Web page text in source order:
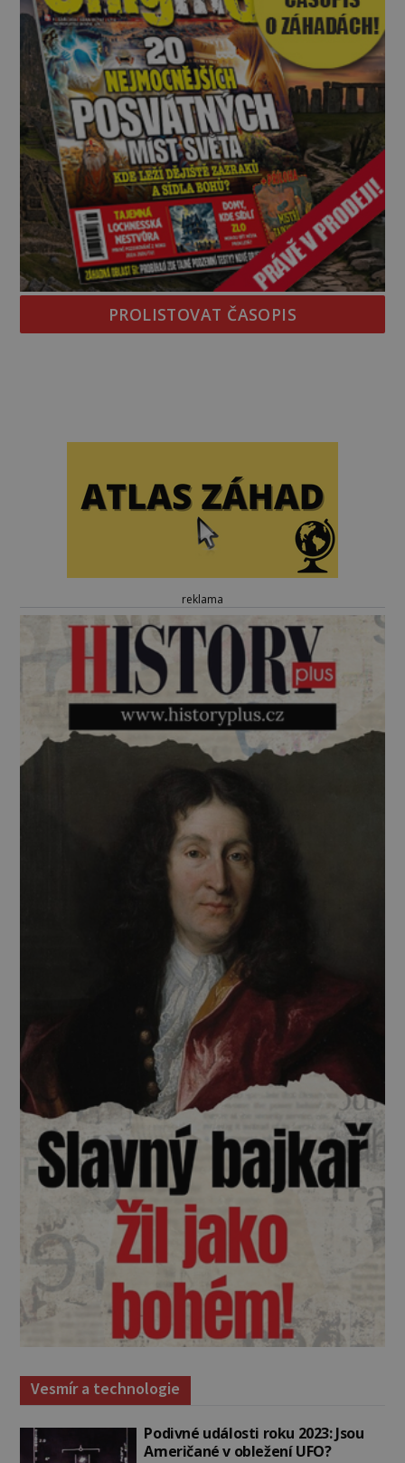
PROLISTOVAT ČASOPIS
reklama
Vesmír a technologie
Podivné události roku 2023: Jsou
Američané v obležení UFO?